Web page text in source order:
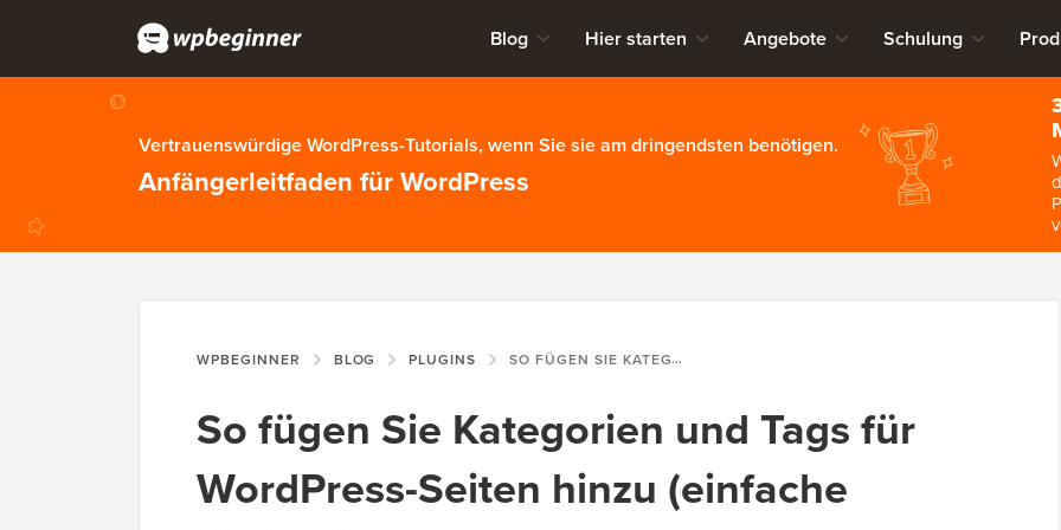
Blog Hier starten Angebote Schulung
Vertrauenswürdige WordPress-Tutorials, wenn Sie sie am dringendsten benötigen.
Anfängerleitfaden für WordPress
WPBEGINNER BLOG PLUGINS SO FÜGEN SIE KATEGORIEN UND TAGS FÜR WORDPRESS-SEITEN HINZU (EINFACHE METHODE)
So fügen Sie Kategorien und Tags für
WordPress-Seiten hinzu (einfache